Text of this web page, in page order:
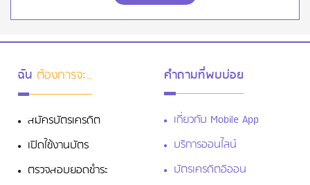
ฉัน ต้องการจะ..
สมัครบัตรเครดิต
เปิดใช้งานบัตร
ตรวจสอบยอดชำระ
คำถามที่พบบ่อย
เกี่ยวกับ Mobile App
บริการออนไลน์
บัตรเครดิตอิออน